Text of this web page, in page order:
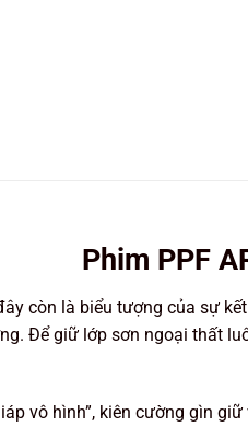
Phim PPF
còn là biểu tượng của sự
Để giữ lớp sơn ngoại thất
vô hình”, kiên cường gìn